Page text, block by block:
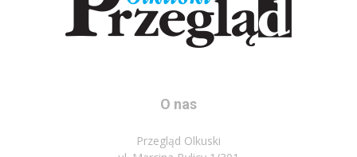
O nas
Przegląd Olkuski